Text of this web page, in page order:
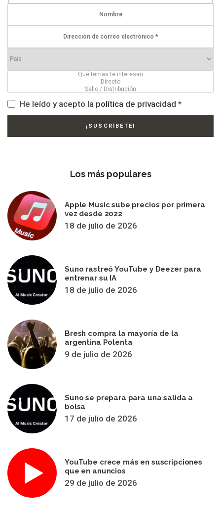
He leído y acepto la política de privacidad *
Los más populares
Apple Music sube precios por primera
vez desde 2022
18 de julio de 2026
Suno rastreó YouTube y Deezer para
entrenar su IA
18 de julio de 2026
Bresh compra la mayoría de la
argentina Polenta
9 de julio de 2026
Suno se prepara para una salida a
bolsa
17 de julio de 2026
YouTube crece más en suscripciones
que en anuncios
29 de julio de 2026